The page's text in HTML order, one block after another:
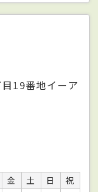
19番地イーア
金 土 日
祝